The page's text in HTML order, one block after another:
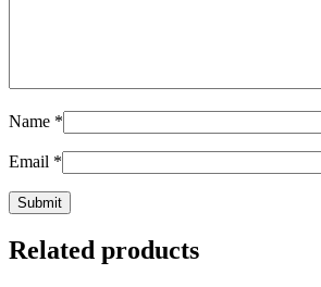
Name *
Email *
Related products